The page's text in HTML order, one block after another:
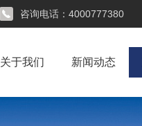
咨询电话： 4000777380
关于我们 新闻动态